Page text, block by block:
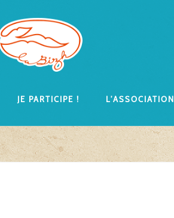
Je participe ! L’association